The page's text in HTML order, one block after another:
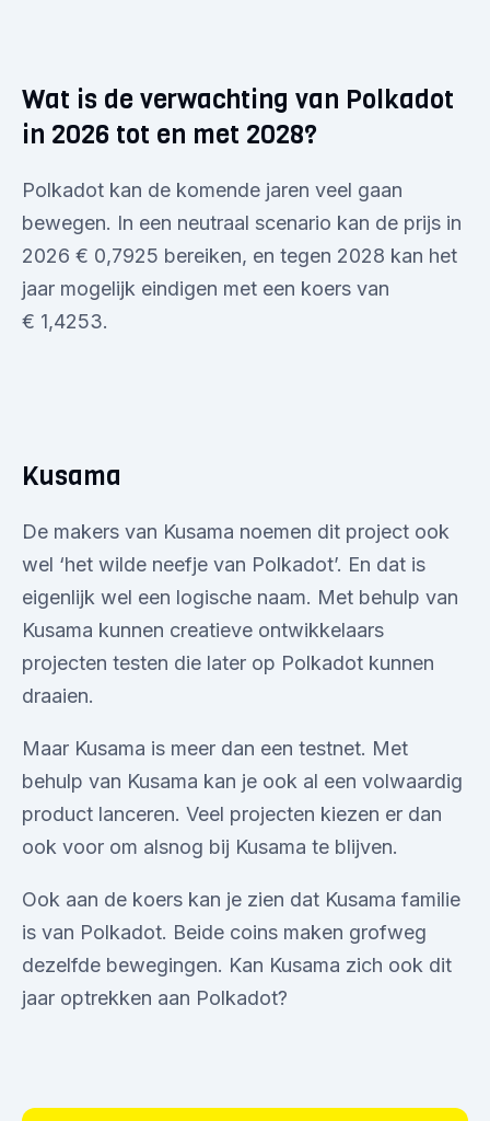
Wat is de verwachting van Polkadot
in 2026 tot en met 2028?
Polkadot kan de komende jaren veel gaan
bewegen. In een neutraal scenario kan de prijs in
2026 € 0,7925 bereiken, en tegen 2028 kan het
jaar mogelijk eindigen met een koers van
€ 1,4253.
Kusama
De makers van Kusama noemen dit project ook
wel ‘het wilde neefje van Polkadot’. En dat is
eigenlijk wel een logische naam. Met behulp van
Kusama kunnen creatieve ontwikkelaars
projecten testen die later op Polkadot kunnen
draaien.
Maar Kusama is meer dan een testnet. Met
behulp van Kusama kan je ook al een volwaardig
product lanceren. Veel projecten kiezen er dan
ook voor om alsnog bij Kusama te blijven.
Ook aan de koers kan je zien dat Kusama familie
is van Polkadot. Beide coins maken grofweg
dezelfde bewegingen. Kan Kusama zich ook dit
jaar optrekken aan Polkadot?